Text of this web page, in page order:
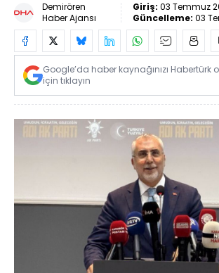
Demirören
Haber Ajansı
Giriş: 03 Temmuz
Güncelleme: 03
Google’da haber kaynağınızı Habertürk
için tıklayın